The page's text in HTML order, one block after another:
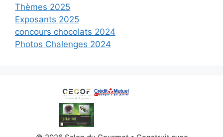
Thèmes 2025
Exposants 2025
concours chocolats 2024
Photos Chalenges 2024